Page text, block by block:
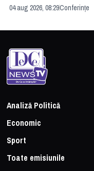
04 aug 2026, 08:29Conferințe
Analiză Politică
Economic
Sport
Toate emisiunile